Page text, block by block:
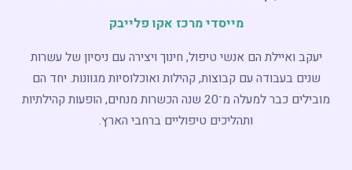
מייסדי מרכז אקו פלייבק
יעקב ואיילת הם אנשי טיפול, חינוך ויצירה עם ניסיון של עשרות
שנים בעבודה עם קבוצות, קהילות ואוכלוסיות מגוונות. יחד הם
מובילים כבר למעלה מ־20 שנה הכשרות מנחים, הופעות קהילתיות
ותהליכים טיפוליים ברחבי הארץ.